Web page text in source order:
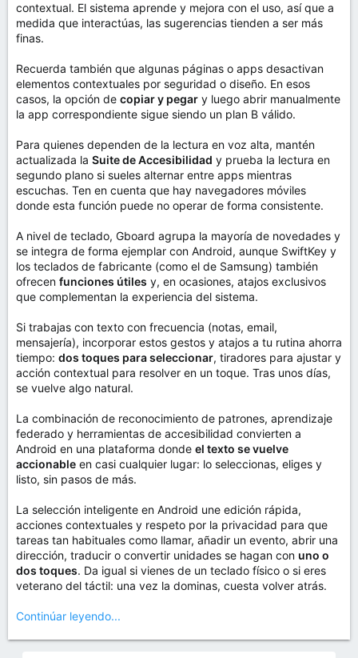
contextual. El sistema aprende y mejora con el uso, así que a
medida que interactúas, las sugerencias tienden a ser más
finas.
Recuerda también que algunas páginas o apps desactivan
elementos contextuales por seguridad o diseño. En esos
casos, la opción de copiar y pegar y luego abrir manualmente
la app correspondiente sigue siendo un plan B válido.
Para quienes dependen de la lectura en voz alta, mantén
actualizada la Suite de Accesibilidad y prueba la lectura en
segundo plano si sueles alternar entre apps mientras
escuchas. Ten en cuenta que hay navegadores móviles
donde esta función puede no operar de forma consistente.
A nivel de teclado, Gboard agrupa la mayoría de novedades y
se integra de forma ejemplar con Android, aunque SwiftKey y
los teclados de fabricante (como el de Samsung) también
ofrecen funciones útiles y, en ocasiones, atajos exclusivos
que complementan la experiencia del sistema.
Si trabajas con texto con frecuencia (notas, email,
mensajería), incorporar estos gestos y atajos a tu rutina ahorra
tiempo: dos toques para seleccionar, tiradores para ajustar y
acción contextual para resolver en un toque. Tras unos días,
se vuelve algo natural.
La combinación de reconocimiento de patrones, aprendizaje
federado y herramientas de accesibilidad convierten a
Android en una plataforma donde el texto se vuelve
accionable en casi cualquier lugar: lo seleccionas, eliges y
listo, sin pasos de más.
La selección inteligente en Android une edición rápida,
acciones contextuales y respeto por la privacidad para que
tareas tan habituales como llamar, añadir un evento, abrir una
dirección, traducir o convertir unidades se hagan con uno o
dos toques. Da igual si vienes de un teclado físico o si eres
veterano del táctil: una vez la dominas, cuesta volver atrás.
Continúar leyendo...